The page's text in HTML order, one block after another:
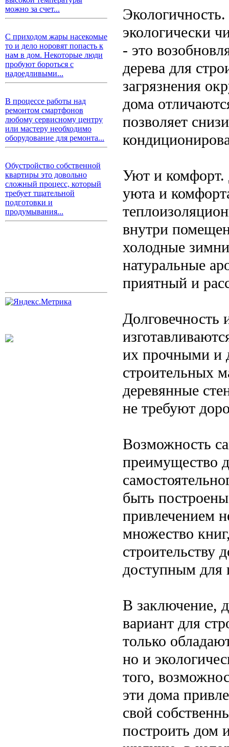
можно за счет...
С приходом жары насекомые
то и дело норовят попасть к
нам в дом. Некоторые люди
пробуют бороться с
надоедливыми...
В процессе работы над
ремонтом смартфонов
любому сервисному центру
или мастеру необходимо
оборудование для ремонта...
Обустройство собственной
квартиры это довольно
сложный процесс, который
требует тщательной
подготовки и
продумывания...
экологически
- это
дерева для
загрязнения
дома
позволяет
Уют и комфорт.
уюта и
внутри
холодные
натуральные
приятный и
Долговечность
их прочными и
строительных
деревянные
не требуют
Возможность
преимущество
быть
привлечением
множество
строительству
доступным для
В заключение,
вариант для
только
но и
того,
эти дома
свой
построить дом